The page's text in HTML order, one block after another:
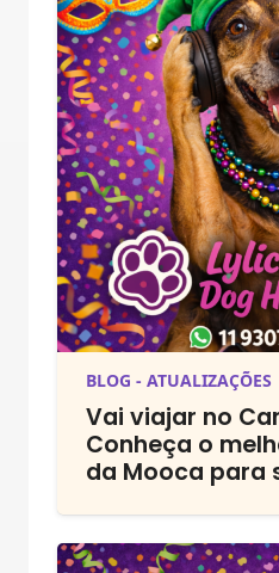
BLOG - ATUALIZAÇÕES
Vai viajar no
Conheça o
da Mooca para